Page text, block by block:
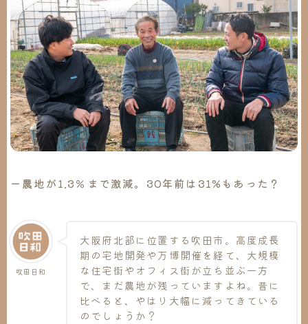
ー農地が1.3％まで激減。30年前は31%もあった？
吹田日和
大阪府北部に位置する吹田市。高度成長
期の宅地開発や万博開催を経て、大規模
な住宅街やオフィス街が立ち並ぶ一方
で、まだ農地が残っていますよね。昔に
比べると、やはり大幅に減ってきている
のでしょうか？